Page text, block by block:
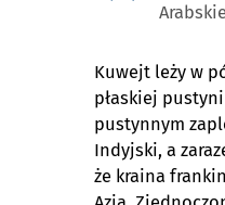
Kuwejt leży w
płaskiej
pustynnym
Indyjski, a
że kraina